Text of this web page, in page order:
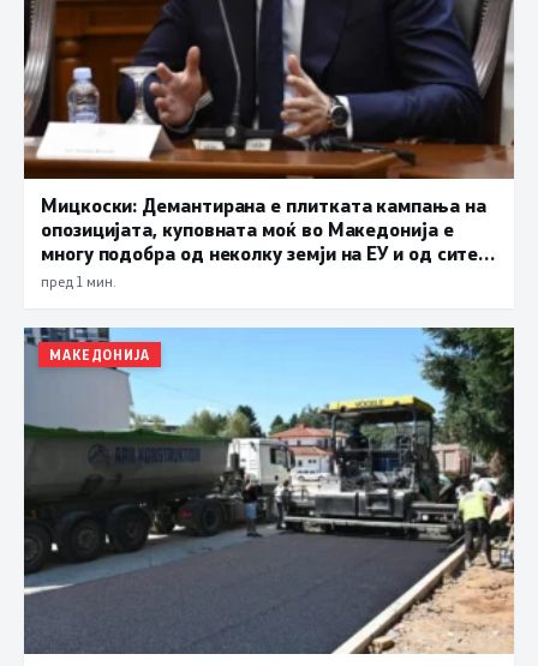
Мицкоски: Демантирана е плитката кампања на
опозицијата, куповната моќ во Македонија е
многу подобра од неколку земји на ЕУ и од сите
држави во регионот
пред 1 мин.
МАКЕДОНИЈА